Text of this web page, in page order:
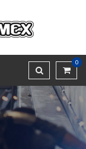
0